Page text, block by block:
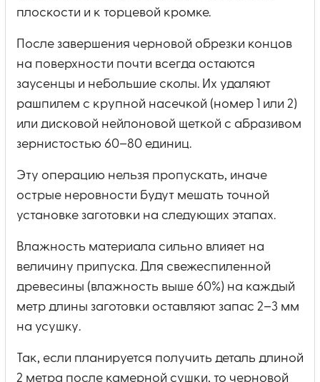
плоскости и к торцевой кромке.
После завершения черновой обрезки концов
на поверхности почти всегда остаются
заусенцы и небольшие сколы. Их удаляют
рашпилем с крупной насечкой (номер 1 или 2)
или дисковой нейлоновой щеткой с абразивом
зернистостью 60–80 единиц.
Эту операцию нельзя пропускать, иначе
острые неровности будут мешать точной
установке заготовки на следующих этапах.
Влажность материала сильно влияет на
величину припуска. Для свежеспиленной
древесины (влажность выше 60%) на каждый
метр длины заготовки оставляют запас 2–3 мм
на усушку.
Так, если планируется получить деталь длиной
2 метра после камерной сушки, то черновой